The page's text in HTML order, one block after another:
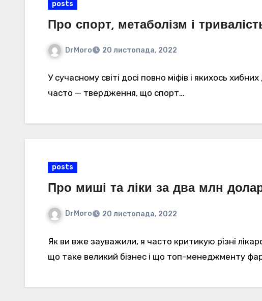
posts
Про спорт, метаболізм і
DrMoro 20 листопада, 2022
У сучасному світі досі повно міфів і якихось
часто — твердження, що спорт…
posts
Про миші та ліки за два млн
DrMoro 20 листопада, 2022
Як ви вже зауважили, я часто критикую різні
що таке великий бізнес і що топ-менеджменту